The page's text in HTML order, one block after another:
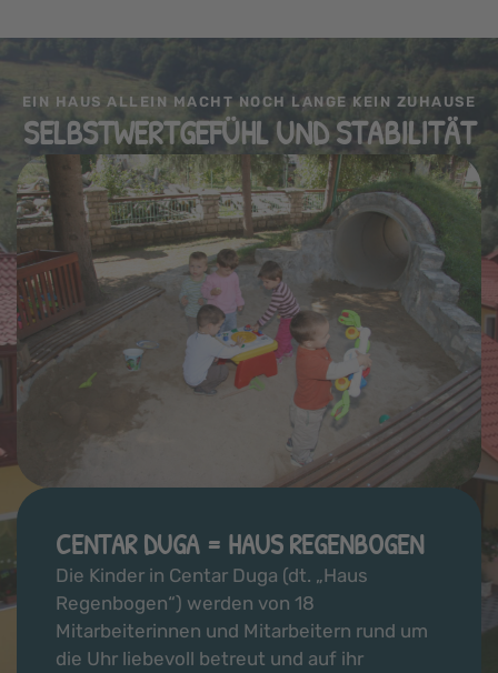
EIN HAUS ALLEIN MACHT NOCH LANGE KEIN ZUHAUSE
SELBSTWERTGEFÜHL UND STABILITÄT
CENTAR DUGA = HAUS REGENBOGEN
Die Kinder in Centar Duga (dt. „Haus
Regenbogen“) werden von 18
Mitarbeiterinnen und Mitarbeitern rund um
die Uhr liebevoll betreut und auf ihr